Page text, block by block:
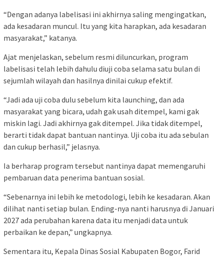
“Dengan adanya labelisasi ini akhirnya saling mengingatkan,
ada kesadaran muncul. Itu yang kita harapkan, ada kesadaran
masyarakat,” katanya.
Ajat menjelaskan, sebelum resmi diluncurkan, program
labelisasi telah lebih dahulu diuji coba selama satu bulan di
sejumlah wilayah dan hasilnya dinilai cukup efektif.
“Jadi ada uji coba dulu sebelum kita launching, dan ada
masyarakat yang bicara, udah gak usah ditempel, kami gak
miskin lagi. Jadi akhirnya gak ditempel. Jika tidak ditempel,
berarti tidak dapat bantuan nantinya. Uji coba itu ada sebulan
dan cukup berhasil,” jelasnya.
Ia berharap program tersebut nantinya dapat memengaruhi
pembaruan data penerima bantuan sosial.
“Sebenarnya ini lebih ke metodologi, lebih ke kesadaran. Akan
dilihat nanti setiap bulan. Ending-nya nanti harusnya di Januari
2027 ada perubahan karena data itu menjadi data untuk
perbaikan ke depan,” ungkapnya.
Sementara itu, Kepala Dinas Sosial Kabupaten Bogor, Farid